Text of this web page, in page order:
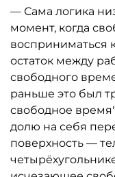
— Сама логика
момент, когда
восприниматься
остаток между
свободного
раньше это был
свободное
долю на себя
поверхность —